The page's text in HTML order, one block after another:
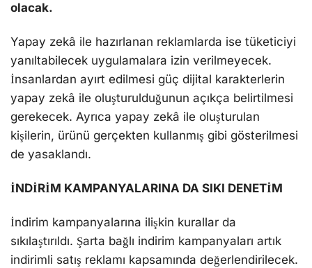
olacak.
Yapay zekâ ile hazırlanan reklamlarda ise tüketiciyi
yanıltabilecek uygulamalara izin verilmeyecek.
İnsanlardan ayırt edilmesi güç dijital karakterlerin
yapay zekâ ile oluşturulduğunun açıkça belirtilmesi
gerekecek. Ayrıca yapay zekâ ile oluşturulan
kişilerin, ürünü gerçekten kullanmış gibi gösterilmesi
de yasaklandı.
İNDİRİM KAMPANYALARINA DA SIKI DENETİM
İndirim kampanyalarına ilişkin kurallar da
sıkılaştırıldı. Şarta bağlı indirim kampanyaları artık
indirimli satış reklamı kapsamında değerlendirilecek.